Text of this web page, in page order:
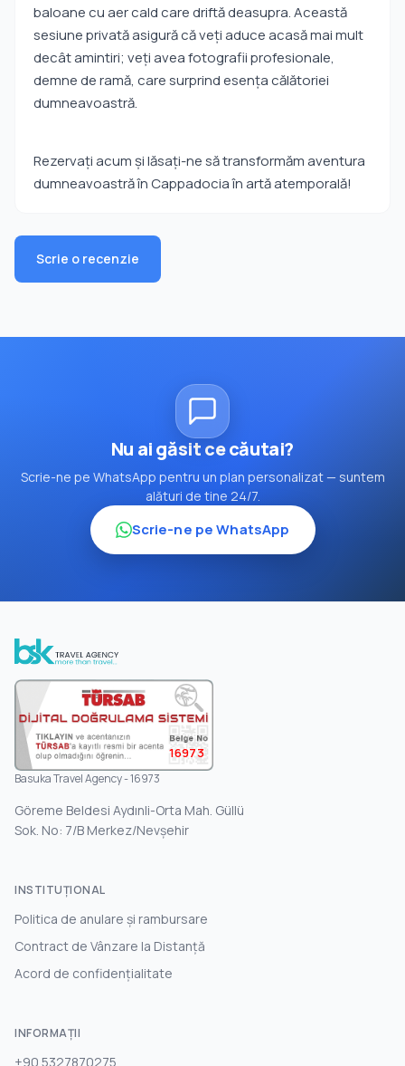
baloane cu aer cald care driftă deasupra. Această
sesiune privată asigură că veți aduce acasă mai mult
decât amintiri; veți avea fotografii profesionale,
demne de ramă, care surprind esența călătoriei
dumneavoastră.
Rezervați acum și lăsați-ne să transformăm aventura
dumneavoastră în Cappadocia în artă atemporală!
Scrie o recenzie
Nu ai găsit ce căutai?
Scrie-ne pe WhatsApp pentru un plan personalizat — suntem
alături de tine 24/7.
Scrie-ne pe WhatsApp
16973
Basuka Travel Agency - 16973
Göreme Beldesi Aydınli-Orta Mah. Güllü
Sok. No: 7/B Merkez/Nevşehir
INSTITUŢIONAL
Politica de anulare și rambursare
Contract de Vânzare la Distanță
Acord de confidențialitate
INFORMAȚII
+90 5327870275